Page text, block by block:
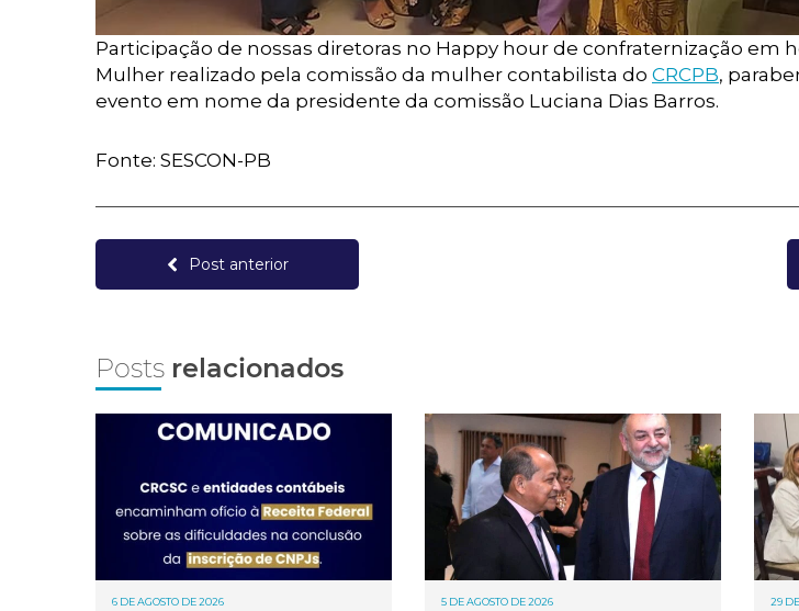
Participação de nossas diretoras no Happy hour de confraternização em
Mulher realizado pela comissão da mulher contabilista do CRCPB,
evento em nome da presidente da comissão Luciana Dias Barros.
Fonte: SESCON-PB
Post anterior
Posts relacionados
6 DE AGOSTO DE 2026 5 DE AGOSTO DE 2026 29